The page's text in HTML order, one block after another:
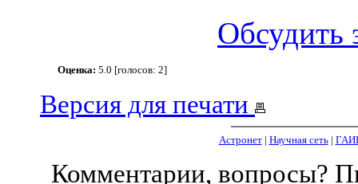
Обсудить
Оценка: 5.0 [голосов: 2]
Версия для печати
Астронет| Научная сеть|
Комментарии, вопросы?